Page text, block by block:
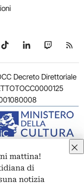
su Telegram
Seguici su TikTok
Seguici su
Seguici
Decreto Direttoriale
Emanuele II, 287 –
dati personali
mattina!
di
notizia